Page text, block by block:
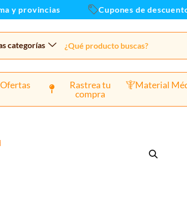
provincias Cupones de descuento
categorías
Ofertas
Rastrea tu
compra
Material